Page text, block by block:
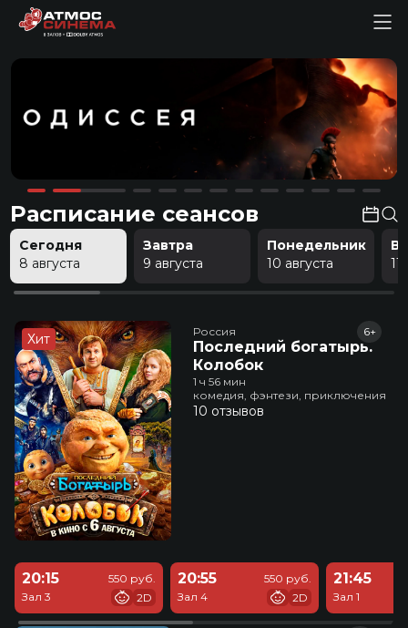
Расписание сеансов
Сегодня
8 августа
Завтра
9 августа
Понедельник
10 августа
11
Хит Россия
Последний богатырь.
Колобок
6+
1 ч 56 мин
комедия, фэнтези, приключения
10 отзывов
20:15
Зал 3
550 руб.
2D
20:55
Зал 4
550 руб.
2D
21:45
Зал 1